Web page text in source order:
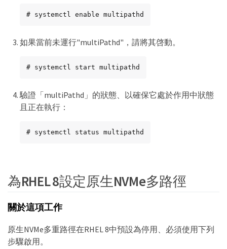
# systemctl enable multipathd
如果當前未運行"multiPathd"，請將其啓動。
# systemctl start multipathd
驗證「multiPathd」的狀態、以確保它處於作用中狀態
且正在執行：
# systemctl status multipathd
為RHEL 8設定原生NVMe多路徑
關於這項工作
原生NVMe多重路徑在RHEL 8中預設為停用、必須使用下列
步驟啟用。